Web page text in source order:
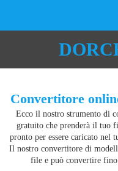
Convertitore
Ecco il nostro strumento di
gratuito che prenderà il tuo
pronto per essere caricato nel
Il nostro convertitore di
file e può convertire fino